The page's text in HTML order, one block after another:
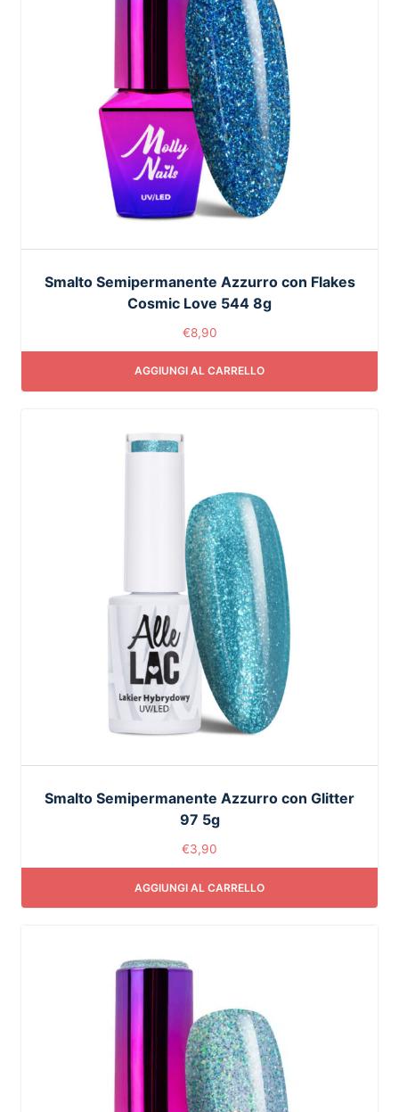
Smalto Semipermanente Azzurro con Flakes
Cosmic Love 544 8g
€8,90
AGGIUNGI AL CARRELLO
Smalto Semipermanente Azzurro con Glitter
97 5g
€3,90
AGGIUNGI AL CARRELLO